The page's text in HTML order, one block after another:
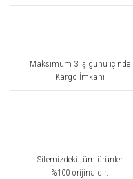
Maksimum 3 iş günü içinde
Kargo İmkanı
Sitemizdeki tüm ürünler
%100 orijinaldir.